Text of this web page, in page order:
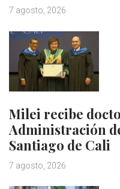
7 agosto, 2026
Milei recibe
Administración
Santiago de Cali
7 agosto, 2026